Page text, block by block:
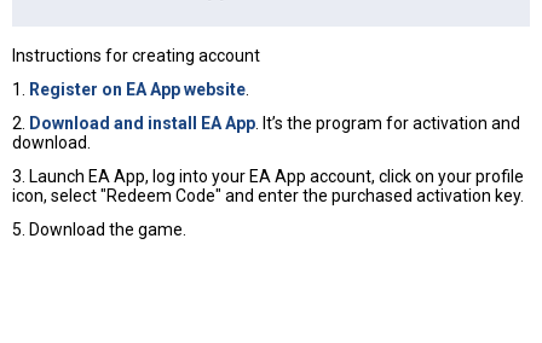
Instructions for creating account
1.
Register on EA App website
2.
Download and install EA App . It’s the program for activation and
download.
3. Launch EA App, log into your EA App account, click on your profile
icon, select "Redeem Code" and enter the purchased activation key.
5. Download the game.